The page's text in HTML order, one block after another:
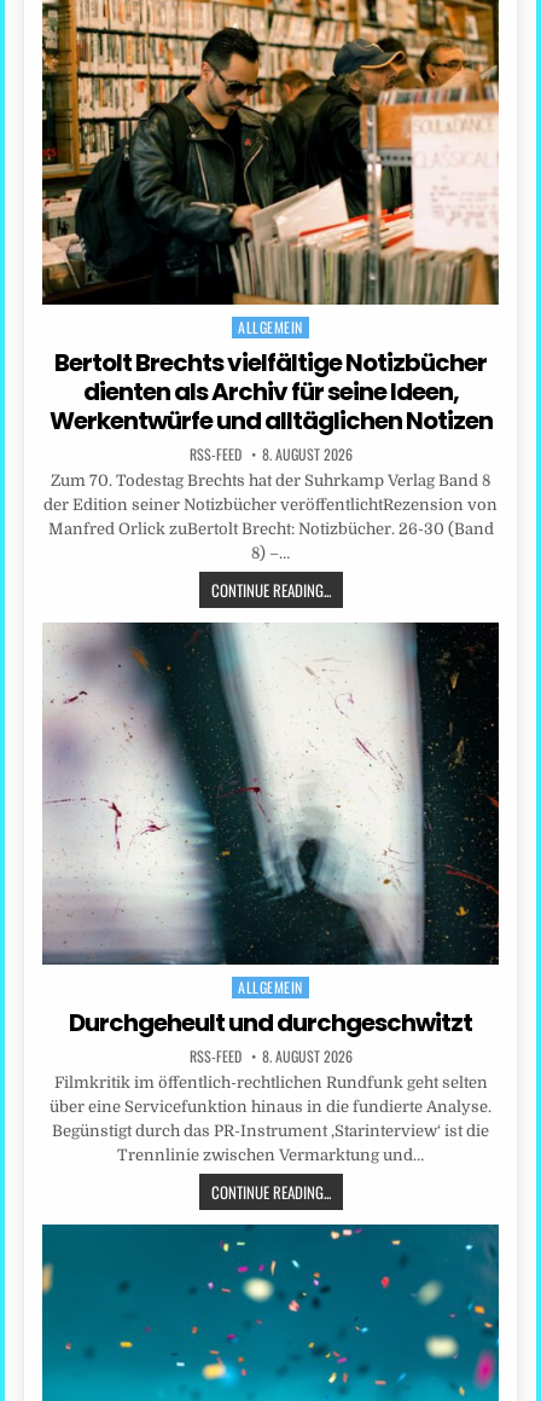
Posted
in
ALLGEMEIN
Bertolt Brechts vielfältige Notizbücher
dienten als Archiv für seine Ideen,
Werkentwürfe und alltäglichen Notizen
RSS-FEED 8. AUGUST 2026
Zum 70. Todestag Brechts hat der Suhrkamp Verlag Band 8
der Edition seiner Notizbücher veröffentlichtRezension von
Manfred Orlick zuBertolt Brecht: Notizbücher. 26-30 (Band
8) –…
CONTINUE READING...
Posted
ALLGEMEIN
Durchgeheult und durchgeschwitzt
RSS-FEED 8. AUGUST 2026
Filmkritik im öffentlich-rechtlichen Rundfunk geht selten
über eine Servicefunktion hinaus in die fundierte Analyse.
Begünstigt durch das PR-Instrument ‚Starinterview‘ ist die
Trennlinie zwischen Vermarktung und…
CONTINUE READING...